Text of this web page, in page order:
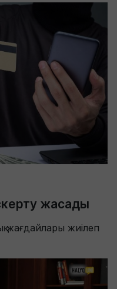
жасады
жағдайлары жиілеп